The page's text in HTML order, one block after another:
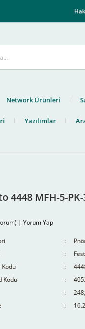
Network Ürünleri
Yazılımlar
4448 MFH-5-
| Yorum Yap
Kodu
Kodu